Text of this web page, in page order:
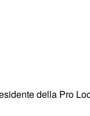
della Pro